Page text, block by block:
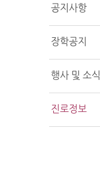
공지사항
장학공지
행사 및 소식
진로정보